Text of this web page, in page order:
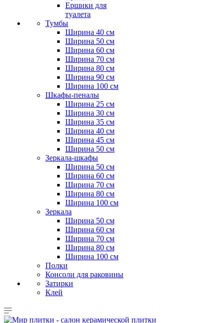
Ершики для
туалета
Тумбы
Ширина 40 см
Ширина 50 см
Ширина 60 см
Ширина 70 см
Ширина 80 см
Ширина 90 см
Ширина 100 см
Шкафы-пеналы
Ширина 25 см
Ширина 30 см
Ширина 35 см
Ширина 40 см
Ширина 45 см
Ширина 50 см
Зеркала-шкафы
Ширина 50 см
Ширина 60 см
Ширина 70 см
Ширина 80 см
Ширина 100 см
Зеркала
Ширина 50 см
Ширина 60 см
Ширина 70 см
Ширина 80 см
Ширина 100 см
Полки
Консоли для раковины
Затирки
Клей